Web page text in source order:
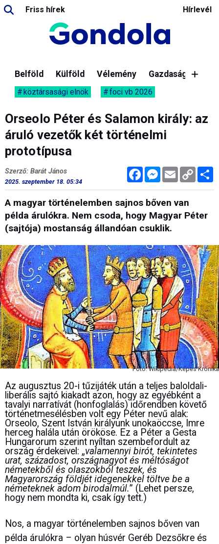
Friss hírek Hírlevél
Belföld Külföld Vélemény Gazdaság
köztársasági elnök foci vb 2026
Orseolo Péter és Salamon király: az
áruló vezetők két történelmi
prototípusa
FacebookMessenger
Email Copy
Link
Szerző: Barát János
2025. szeptember 18. 05:34
A magyar történelemben sajnos bőven van
példa árulókra. Nem csoda, hogy Magyar Péter
(sajtója) mostanság állandóan csuklik.
Fotó: Wikipédia/Képes Krónika
Az augusztus 20-i tűzijáték után a teljes baloldali-
liberális sajtó kiakadt azon, hogy az egyébként a
tavalyi narratívát (honfoglalás) időrendben követő
történetmesélésben volt egy Péter nevű alak:
Orseolo, Szent István királyunk unokaöccse, Imre
herceg halála után örököse. Ez a Péter a Gesta
Hungarorum szerint nyíltan szembefordult az
ország érdekeivel: „valamennyi birót, tekintetes
urat, századost, országnagyot és méltóságot
németekből és olaszokból teszek, és
Magyarország földjét idegenekkel töltve be a
németeknek adom birodalmúl.” (Lehet persze,
hogy nem mondta ki, csak így tett.)
Nos, a magyar történelemben sajnos bőven van
példa árulókra – olyan húsvér Geréb Dezsőkre és